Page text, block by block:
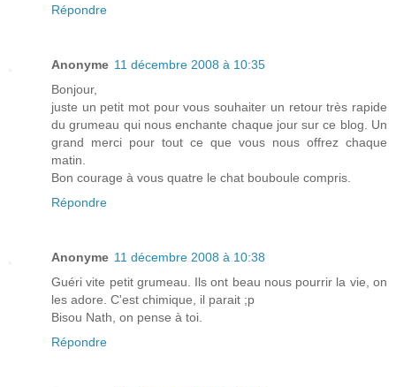
Répondre
Anonyme 11 décembre 2008 à 10:35
Bonjour,
juste un petit mot pour vous souhaiter un retour très rapide
du grumeau qui nous enchante chaque jour sur ce blog. Un
grand merci pour tout ce que vous nous offrez chaque
matin.
Bon courage à vous quatre le chat bouboule compris.
Répondre
Anonyme 11 décembre 2008 à 10:38
Guéri vite petit grumeau. Ils ont beau nous pourrir la vie, on
les adore. C'est chimique, il parait ;p
Bisou Nath, on pense à toi.
Répondre